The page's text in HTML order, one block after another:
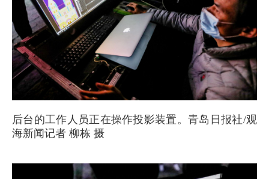
后台的工作人员正在操作投影装置。青岛日报社/观
海新闻记者 柳栋 摄